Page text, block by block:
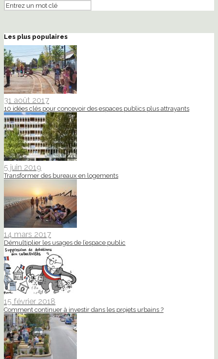
Les plus populaires
31 août 2017
10 idées clés pour concevoir des espaces publics plus attrayants
5 juin 2019
Transformer des bureaux en logements
14 mars 2017
Démultiplier les usages de l’espace public
15 février 2018
Comment continuer à investir dans les projets urbains ?